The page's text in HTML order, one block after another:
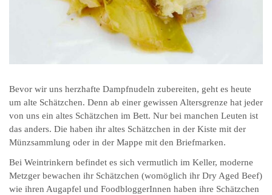
Bevor wir uns herzhafte Dampfnudeln zubereiten, geht es heute
um alte Schätzchen. Denn ab einer gewissen Altersgrenze hat jeder
von uns ein altes Schätzchen im Bett. Nur bei manchen Leuten ist
das anders. Die haben ihr altes Schätzchen in der Kiste mit der
Münzsammlung oder in der Mappe mit den Briefmarken.
Bei Weintrinkern befindet es sich vermutlich im Keller, moderne
Metzger bewachen ihr Schätzchen (womöglich ihr Dry Aged Beef)
wie ihren Augapfel und FoodbloggerInnen haben ihre Schätzchen